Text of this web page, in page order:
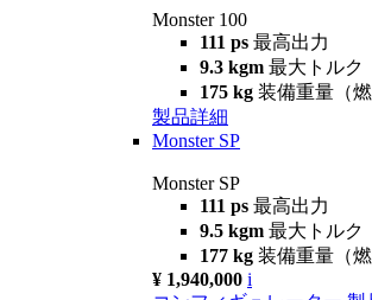
Monster 100
111 ps 最高出力
9.3 kgm 最大トルク
175 kg 装備重量（燃
製品詳細
Monster SP
Monster SP
111 ps 最高出力
9.5 kgm 最大トルク
177 kg 装備重量（燃
¥ 1,940,000 i